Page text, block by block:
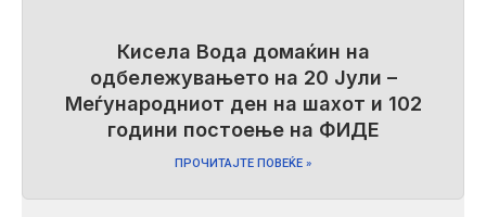
Кисела Вода домаќин на
одбележувањето на 20 Јули –
Меѓународниот ден на шахот и 102
години постоење на ФИДЕ
ПРОЧИТАЈТЕ ПОВЕЌЕ »